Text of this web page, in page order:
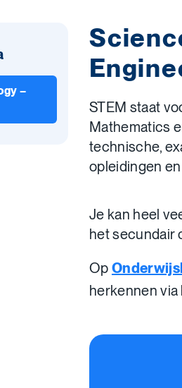
–
STEM staat
Mathematics
technische,
opleidingen
Je kan heel
het secundair
Op
herkennen via